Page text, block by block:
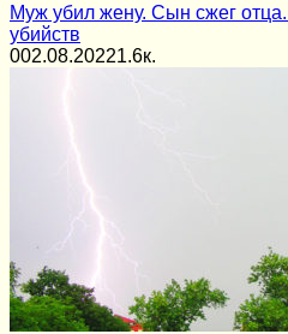
Муж убил жену. Сын сжег
убийств
002.08.20221.6к.